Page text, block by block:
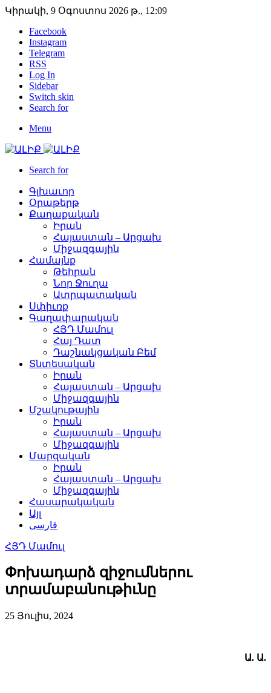
Կիրակի, 9 Օգոստոս 2026 թ., 12:09
Facebook
Instagram
Telegram
RSS
Log In
Sidebar
Switch skin
Search for
Menu
Search for
Գլխաւոր
Օրաթերթ
Քաղաքական
Իրան
Հայաստան – Արցախ
Միջազգային
Համայնք
Թեհրան
Նոր Ջուղա
Ատրպատական
Սփիւռք
Գաղափարական
ՀՅԴ Մամուլ
Հայ Դատ
Դաշնակցական Բեմ
Տնտեսական
Իրան
Հայաստան – Արցախ
Միջազգային
Մշակութային
Իրան
Հայաստան – Արցախ
Միջազգային
Մարզական
Իրան
Հայաստան – Արցախ
Միջազգային
Հասարակական
Այլ
فارسی
ՀՅԴ Մամուլ
Փոխադարձ զիջումներու
տրամաբանութիւնը
25 Յուլիս, 2024
Ա. Ա.